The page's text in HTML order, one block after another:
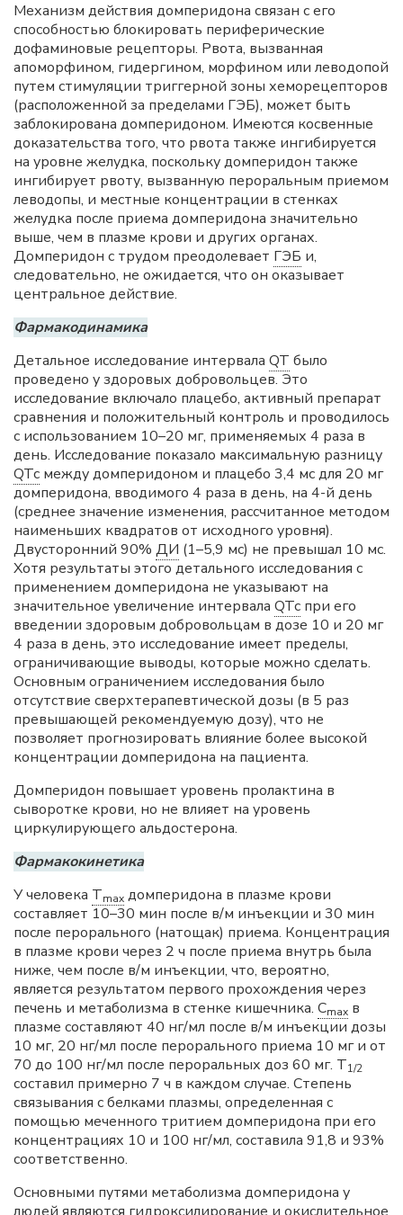
Механизм действия домперидона связан с его
способностью блокировать периферические
дофаминовые рецепторы. Рвота, вызванная
апоморфином, гидергином, морфином или леводопой
путем стимуляции триггерной зоны хеморецепторов
(расположенной за пределами ГЭБ), может быть
заблокирована домперидоном. Имеются косвенные
доказательства того, что рвота также ингибируется
на уровне желудка, поскольку домперидон также
ингибирует рвоту, вызванную пероральным приемом
леводопы, и местные концентрации в стенках
желудка после приема домперидона значительно
выше, чем в плазме крови и других органах.
Домперидон с трудом преодолевает ГЭБ и,
следовательно, не ожидается, что он оказывает
центральное действие.
Фармакодинамика
Детальное исследование интервала QT было
проведено у здоровых добровольцев. Это
исследование включало плацебо, активный препарат
сравнения и положительный контроль и проводилось
с использованием 10–20 мг, применяемых 4 раза в
день. Исследование показало максимальную разницу
QTc между домперидоном и плацебо 3,4 мс для 20 мг
домперидона, вводимого 4 раза в день, на 4-й день
(среднее значение изменения, рассчитанное методом
наименьших квадратов от исходного уровня).
Двусторонний 90% ДИ (1–5,9 мс) не превышал 10 мс.
Хотя результаты этого детального исследования с
применением домперидона не указывают на
значительное увеличение интервала QTc при его
введении здоровым добровольцам в дозе 10 и 20 мг
4 раза в день, это исследование имеет пределы,
ограничивающие выводы, которые можно сделать.
Основным ограничением исследования было
отсутствие сверхтерапевтической дозы (в 5 раз
превышающей рекомендуемую дозу), что не
позволяет прогнозировать влияние более высокой
концентрации домперидона на пациента.
Домперидон повышает уровень пролактина в
сыворотке крови, но не влияет на уровень
циркулирующего альдостерона.
Фармакокинетика
У человека Tmax домперидона в плазме крови
составляет 10–30 мин после в/м инъекции и 30 мин
после перорального (натощак) приема. Концентрация
в плазме крови через 2 ч после приема внутрь была
ниже, чем после в/м инъекции, что, вероятно,
является результатом первого прохождения через
печень и метаболизма в стенке кишечника. Cmax в
плазме составляют 40 нг/мл после в/м инъекции дозы
10 мг, 20 нг/мл после перорального приема 10 мг и от
70 до 100 нг/мл после пероральных доз 60 мг. Т1/2
составил примерно 7 ч в каждом случае. Степень
связывания с белками плазмы, определенная с
помощью меченного тритием домперидона при его
концентрациях 10 и 100 нг/мл, составила 91,8 и 93%
соответственно.
Основными путями метаболизма домперидона у